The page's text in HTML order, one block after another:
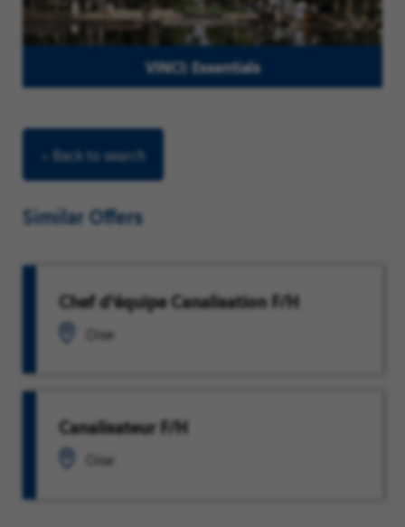
VINCI: Essentials
< Back to search
Similar Offers
Chef d'équipe Canalisation F/H
Oise
Canalisateur F/H
Oise